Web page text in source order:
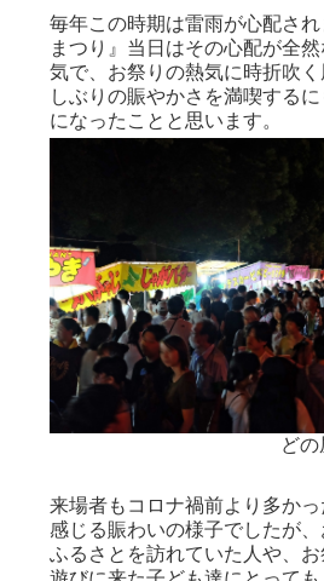
毎年この時期は雷雨が心配さ
まつり』当日はその心配が全
気で、お祭りの熱気に時折吹
しぶりの賑やかさを満喫する
になったことと思います。
どの
来場者もコロナ禍前より多か
感じる賑わいの様子でしたが
ふるさとを訪れていた人や、